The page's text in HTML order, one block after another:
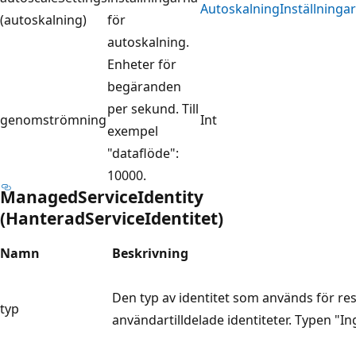
(autoskalning)
för
autoskalning.
AutoskalningInställningar
genomströmning
Enheter för
begäranden
per sekund. Till
exempel
"dataflöde":
10000.
Int
ManagedServiceIdentity
(HanteradServiceIdentitet)
Namn Beskrivning
typ
Den typ av identitet som används för
användartilldelade identiteter. Typen